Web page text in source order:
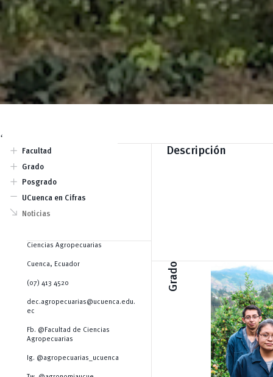
‘
Facultad
add
Autoridades
Historia
Grado
add
Medicina Veterinaria
Agronomía
Posgrado
add
Maestrías
Doctorados
UCuenca en Cifras
remove
Noticias
south_east
Ciencias Agropecuarias
Cuenca, Ecuador
(07) 413 4520
dec.agropecuarias@ucuenca.edu.
ec
Fb. @Facultad de Ciencias
Agropecuarias
Ig. @agropecuarias_ucuenca
Descripción
Grado